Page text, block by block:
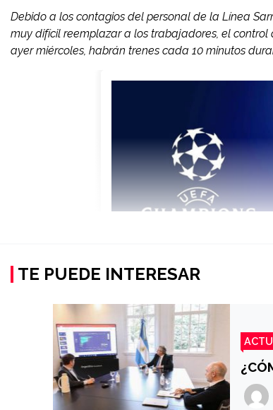
Debido a los contagios del personal de la Línea
muy difícil reemplazar a los trabajadores, el
ayer miércoles, habrán trenes cada 10 minutos
TE PUEDE INTERESAR